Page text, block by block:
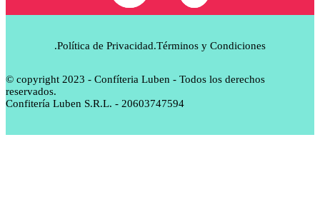
.Política de Privacidad.Términos y Condiciones
© copyright 2023 - Confíteria Luben - Todos los derechos
reservados.
Confitería Luben S.R.L. - 20603747594